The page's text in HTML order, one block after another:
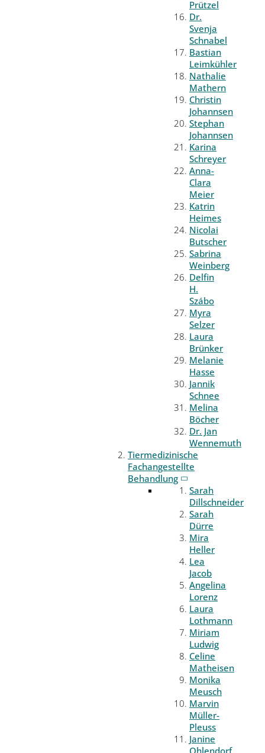
Prützel
Dr.
Svenja
Schnabel
Bastian
Leimkühler
Nathalie
Mathern
Christin
Johannsen
Stephan
Johannsen
Karina
Schreyer
Anna-
Clara
Meier
Katrin
Heimes
Nicolai
Butscher
Sabrina
Weinberg
Delfin
H.
Szábo
Myra
Selzer
Laura
Brünker
Melanie
Hasse
Jannik
Schnee
Melina
Böcher
Dr. Jan
Wennemuth
Tiermedizinische
Fachangestellte
Behandlung
Sarah
Dillschneider
Sarah
Dürre
Mira
Heller
Lea
Jacob
Angelina
Lorenz
Laura
Lothmann
Miriam
Ludwig
Celine
Matheisen
Monika
Meusch
Marvin
Müller-
Pleuss
Janine
Ohlendorf